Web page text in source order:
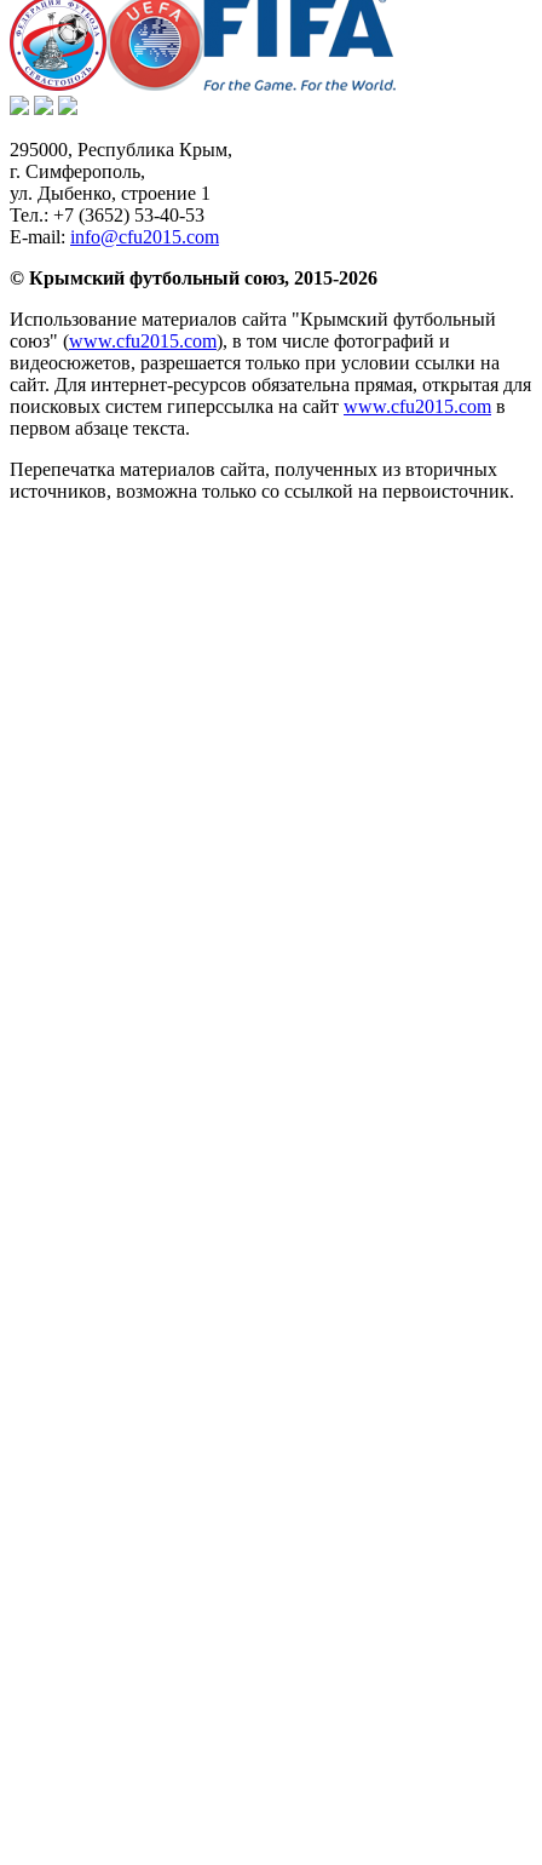
295000, Республика Крым,
г. Симферополь,
ул. Дыбенко, строение 1
Тел.: +7 (3652) 53-40-53
E-mail: info@cfu2015.com
© Крымский футбольный союз, 2015-2026
Использование материалов сайта "Крымский футбольный
союз" (www.cfu2015.com), в том числе фотографий и
видеосюжетов, разрешается только при условии ссылки на
сайт. Для интернет-ресурсов обязательна прямая, открытая для
поисковых систем гиперссылка на сайт www.cfu2015.com в
первом абзаце текста.
Перепечатка материалов сайта, полученных из вторичных
источников, возможна только со ссылкой на первоисточник.